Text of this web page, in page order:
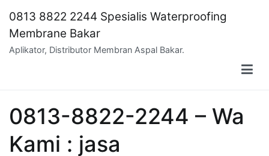
content
0813 8822 2244 Spesialis Waterproofing
Membrane Bakar
Aplikator, Distributor Membran Aspal Bakar.
0813-8822-2244 – Wa
Kami : jasa